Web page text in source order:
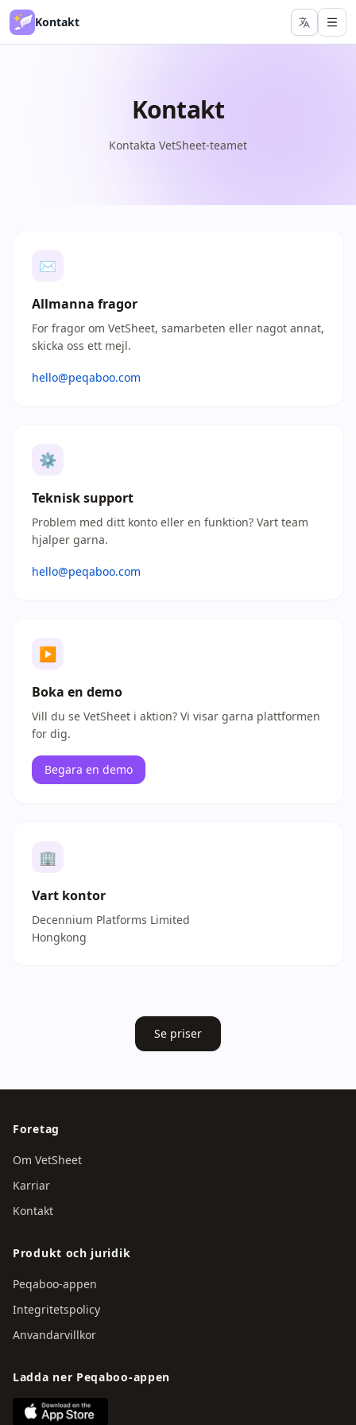
Kontakt
Kontakt
Kontakta VetSheet-teamet
✉
Allmanna fragor
For fragor om VetSheet, samarbeten eller nagot annat,
skicka oss ett mejl.
hello@peqaboo.com
⚙
Teknisk support
Problem med ditt konto eller en funktion? Vart team
hjalper garna.
hello@peqaboo.com
▶
Boka en demo
Vill du se VetSheet i aktion? Vi visar garna plattformen
for dig.
Begara en demo
🏢
Vart kontor
Decennium Platforms Limited
Hongkong
Se priser
Foretag
Om VetSheet
Karriar
Kontakt
Produkt och juridik
Peqaboo-appen
Integritetspolicy
Anvandarvillkor
Ladda ner Peqaboo-appen